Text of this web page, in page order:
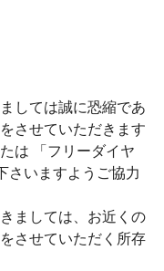
しては誠に恐縮であ
させていただきます
は 「フリーダイヤ
さいますようご協力
ましては、お近くの
させていただく所存